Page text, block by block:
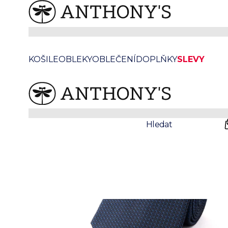
KOŠILEOBLEKYOBLEČENÍDOPLŇKYSLEVY
Hledat
Anthonys / Doplňky
Modrá hedvábná kravata se vzorem